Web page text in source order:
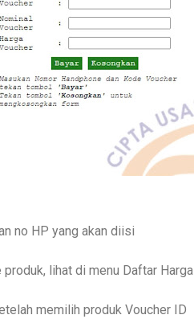
no HP yang akan diisi
produk, lihat di menu Daftar Harga
memilih produk Voucher ID